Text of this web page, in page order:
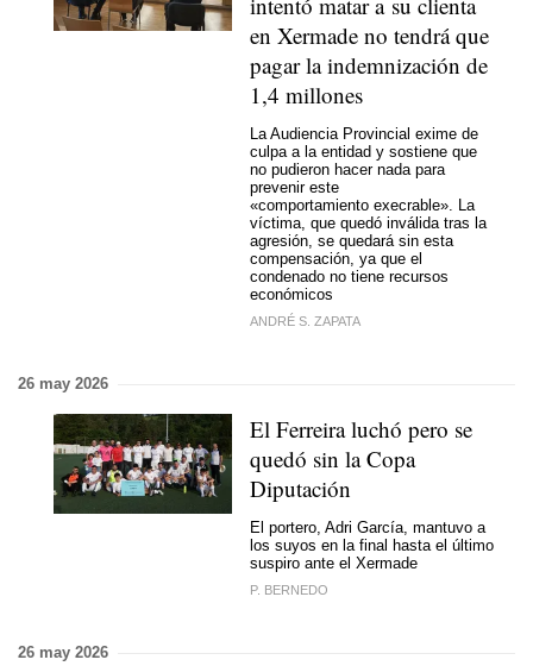
en Xermade no tendrá que
pagar la indemnización de
1,4 millones
La Audiencia Provincial exime de
culpa a la entidad y sostiene que
no pudieron hacer nada para
prevenir este
«comportamiento execrable». La
víctima, que quedó inválida tras la
agresión, se quedará sin esta
compensación, ya que el
condenado no tiene recursos
económicos
ANDRÉ S. ZAPATA
26 may 2026
El Ferreira luchó pero se
quedó sin la Copa
Diputación
El portero, Adri García, mantuvo a
los suyos en la final hasta el último
suspiro ante el Xermade
P. BERNEDO
26 may 2026